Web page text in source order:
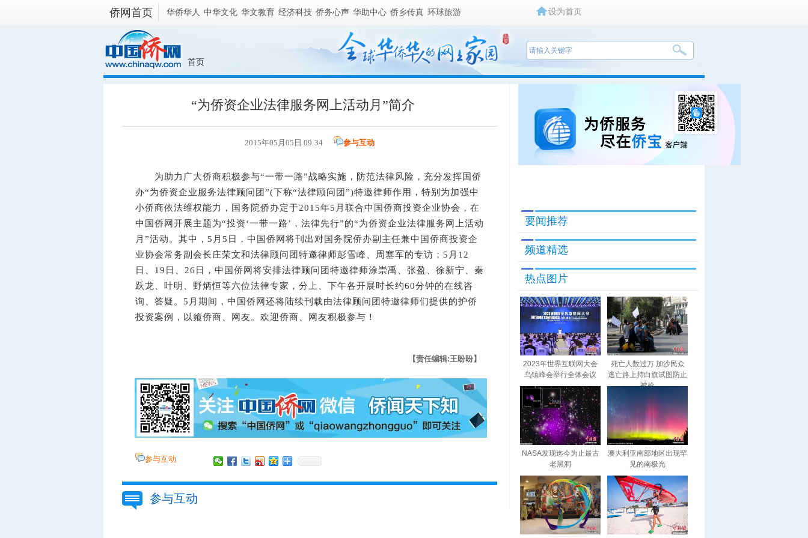
侨网首页 华侨华人 中华文化 华文教育 经济科技 侨务心声 华助中心 侨乡传真 环球旅游 设为首页
首页
“为侨资企业法律服务网上活动月”简介
2015年05月05日 09:34 参与互动
为助力广大侨商积极参与“一带一路”战略实施，防范法律风险，充分发挥国侨
办“为侨资企业服务法律顾问团”(下称“法律顾问团”)特邀律师作用，特别为加强中
小侨商依法维权能力，国务院侨办定于2015年5月联合中国侨商投资企业协会，在
中国侨网开展主题为“投资‘一带一路’，法律先行”的“为侨资企业法律服务网上活动
月”活动。其中，5月5日，中国侨网将刊出对国务院侨办副主任兼中国侨商投资企
业协会常务副会长庄荣文和法律顾问团特邀律师彭雪峰、周塞军的专访；5月12
日、19日、26日，中国侨网将安排法律顾问团特邀律师涂崇禹、张盈、徐新宁、 秦
跃龙 、叶明、野炳恒等六位法律专家，分上、下午各开展时长约60分钟的在线咨
询、答疑。5月期间，中国侨网还将陆续刊载由法律顾问团特邀律师们提供的护侨
投资案例，以飨侨商、网友。欢迎侨商、网友积极参与！
【责任编辑:王盼盼】
参与互动
参与互动
要闻推荐
频道精选
热点图片
2023年世界互联网大会
乌镇峰会举行全体会议
死亡人数过万 加沙民众
逃亡路上持白旗试图防止
被枪
NASA发现迄今为止最古
老黑洞
澳大利亚南部地区出现罕
见的南极光